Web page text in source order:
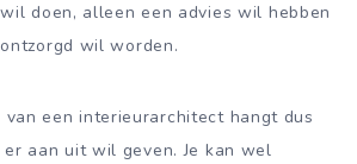
doen, alleen een advies wil hebben
wil worden.
van een interieurarchitect hangt dus
aan uit wil geven. Je kan wel